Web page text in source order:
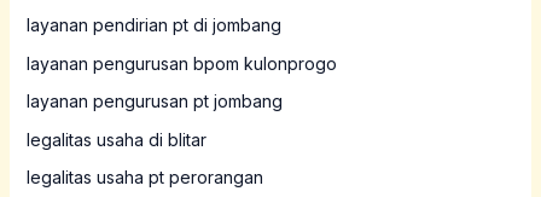
layanan pendirian pt di jombang
layanan pengurusan bpom kulonprogo
layanan pengurusan pt jombang
legalitas usaha di blitar
legalitas usaha pt perorangan